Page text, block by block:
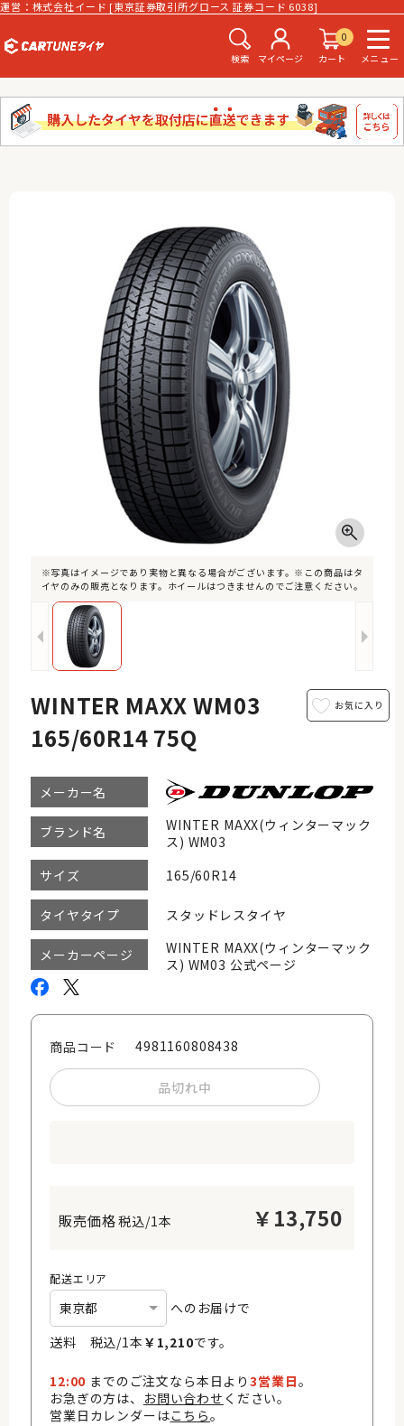
運営：株式会社イード [東京証券取引所グロース 証券コード 6038]
検索 マイページ
0
カート
メニュー
※写真はイメージであり実物と異なる場合がございます。※この商品はタ
イヤのみの販売となります。ホイールはつきませんのでご注意ください。
WINTER MAXX WM03
165/60R14 75Q
メーカー名
ブランド名
WINTER MAXX(ウィンターマック
ス) WM03
サイズ
165/60R14
タイヤタイプ スタッドレスタイヤ
メーカーページ
WINTER MAXX(ウィンターマック
ス) WM03 公式ページ
商品コード 4981160808438
品切れ中
税込/1本 ￥ 13,750
配送エリア
へのお届けで
送料 税込/1本 ￥ 1,210です。
12:00 までのご注文なら本日より3営業日。
お急ぎの方は、 お問い合わせ ください。
営業日カレンダーはこちら。